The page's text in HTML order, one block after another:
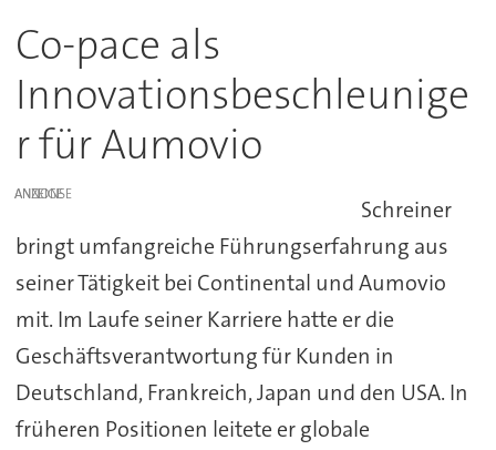
Co-pace als
Innovationsbeschleunige
r für Aumovio
ANZEIGE
Schreiner
bringt umfangreiche Führungserfahrung aus
seiner Tätigkeit bei Continental und Aumovio
mit. Im Laufe seiner Karriere hatte er die
Geschäftsverantwortung für Kunden in
Deutschland, Frankreich, Japan und den USA. In
früheren Positionen leitete er globale